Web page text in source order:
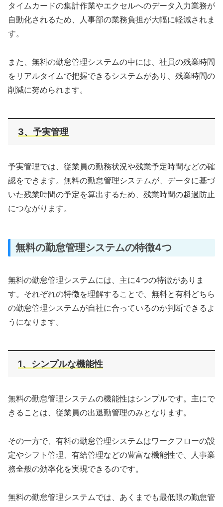
タイムカードの集計作業やエクセルへのデータ入力業務が
自動化されるため、人事部の業務負担が大幅に軽減されま
す。
また、無料の勤怠管理システムの中には、社員の残業時間
をリアルタイムで把握できるシステムがあり、残業時間の
削減に努められます。
3、予実管理
予実管理では、従業員の勤務状況や残業予定時間などの確
認をできます。無料の勤怠管理システムが、データに基づ
いた残業時間の予定を算出するため、残業時間の超過防止
につながります。
無料の勤怠管理システムの特徴4つ
無料の勤怠管理システムには、主に4つの特徴がありま
す。それぞれの特徴を理解することで、無料と有料どちら
の勤怠管理システムが自社に合っているのか判断できるよ
うになります。
1、シンプルな機能性
無料の勤怠管理システムの機能性はシンプルです。主にで
きることは、従業員の出退勤管理のみとなります。
その一方で、有料の勤怠管理システムはワークフローの設
定やシフト管理、有給管理などの豊富な機能性で、人事業
務全般の効率化を実現できるのです。
無料の勤怠管理システムでは、あくまでも最低限の勤怠管